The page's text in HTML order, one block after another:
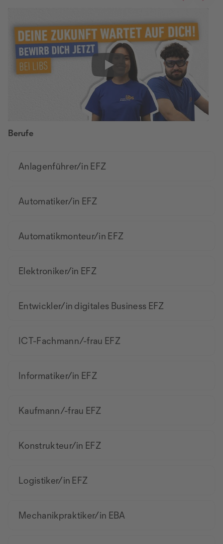
Play
Berufe
Anlagenführer/in EFZ
Automatiker/in EFZ
Automatikmonteur/in EFZ
Elektroniker/in EFZ
Entwickler/in digitales Business EFZ
ICT-Fachmann/-frau EFZ
Informatiker/in EFZ
Kaufmann/-frau EFZ
Konstrukteur/in EFZ
Logistiker/in EFZ
Mechanikpraktiker/in EBA